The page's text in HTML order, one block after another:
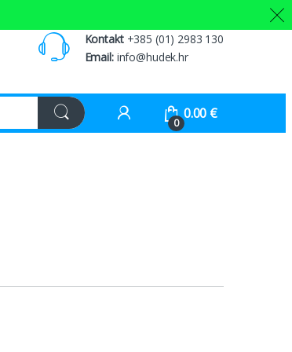
Kontakt+385 (01) 2983 130
Email:info@hudek.hr
0
0.00 €